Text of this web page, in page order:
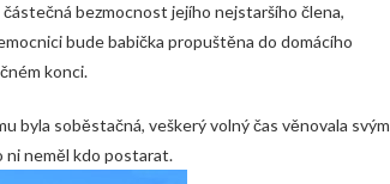
bezmocnost jejího nejstaršího člena,
bude babička propuštěna do domácího
konci.
byla soběstačná, veškerý volný čas věnovala svým
ni neměl kdo postarat.